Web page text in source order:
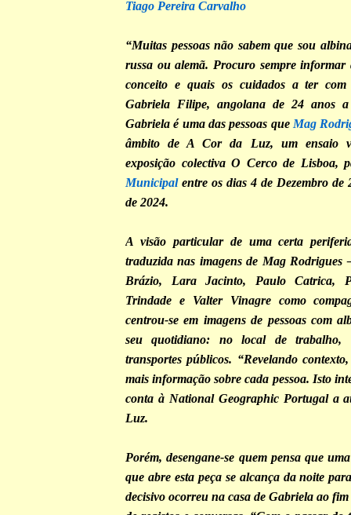
Tiago Pereira Carvalho
“Muitas pessoas não sabem que sou
russa ou alemã. Procuro sempre informar
conceito e quais os cuidados a ter com
Gabriela Filipe, angolana de 24 anos
Gabriela é uma das pessoas que Mag
âmbito de A Cor da Luz, um ensaio
exposição colectiva O Cerco de Lisboa,
Municipalentre os dias 4 de Dezembro de
de 2024.
A visão particular de uma certa
traduzida nas imagens de Mag Rodrigues
Brázio, Lara Jacinto, Paulo Catrica,
Trindade e Valter Vinagre como
centrou-se em imagens de pessoas com
seu quotidiano: no local de trabalho,
transportes públicos. “Revelando
mais informação sobre cada pessoa. Isto
conta à National Geographic Portugal a
Luz.
Porém, desengane-se quem pensa que
que abre esta peça se alcança da noite
decisivo ocorreu na casa de Gabriela ao